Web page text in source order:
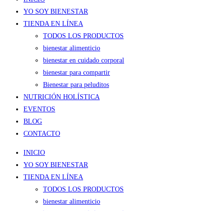
YO SOY BIENESTAR
TIENDA EN LÍNEA
TODOS LOS PRODUCTOS
bienestar alimenticio
bienestar en cuidado corporal
bienestar para compartir
Bienestar para peluditos
NUTRICIÓN HOLÍSTICA
EVENTOS
BLOG
CONTACTO
INICIO
YO SOY BIENESTAR
TIENDA EN LÍNEA
TODOS LOS PRODUCTOS
bienestar alimenticio